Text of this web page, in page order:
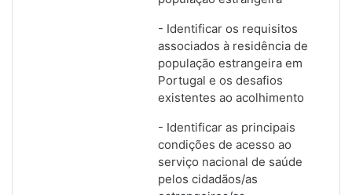
- Identificar os requisitos
associados à residência de
população estrangeira em
Portugal e os desafios
existentes ao acolhimento
- Identificar as principais
condições de acesso ao
serviço nacional de saúde
pelos cidadãos/as